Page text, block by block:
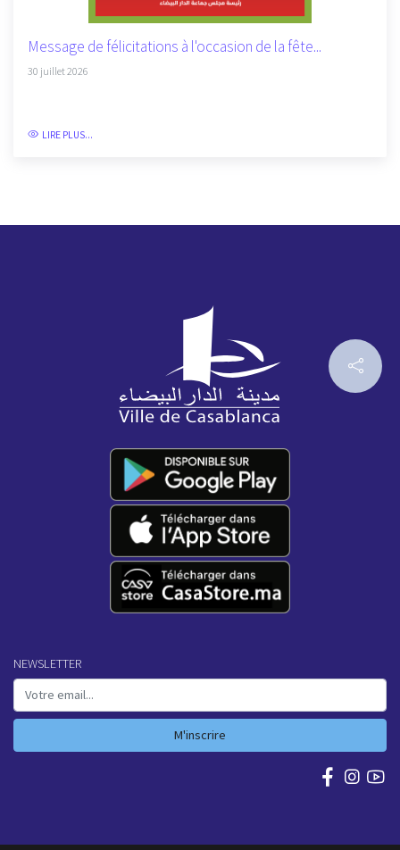
Message de félicitations à l'occasion de la fête...
30 juillet 2026
LIRE PLUS...
NEWSLETTER
M'inscrire